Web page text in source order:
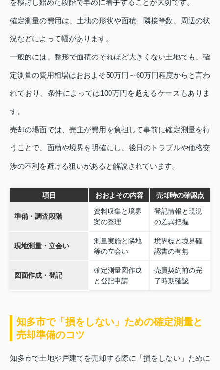
を検討し始めた段階で早めに着手することが大切です。
確定測量の費用は、土地の形状や面積、隣接筆数、周辺の状
況などによって幅があります。
一般的には、整形で面積のそれほど大きくない土地でも、確
定測量の費用相場はおおよそ50万円～60万円程度からと言わ
れており、条件によっては100万円を超えるケースもありま
す。
売却の場面では、売主が費用を負担して事前に確定測量を行
うことで、面積や境界を明確にし、後日のトラブルや価格交
渉の不利を避ける狙いがあると解説されています。
項目 おおよその内容 売却時の確認点
準備・調査段階
資料収集と境界
案の整理
登記情報と現況
の差異把握
現地測量・立会い
測量実施と隣地
等の立会い
境界標と境界確
認書の有無
図面作成・登記
確定測量図作成
と登記申請
売買契約前の完
了時期確認
知多市で「損をしない」ための確定測量と
売却準備のコツ
知多市で土地や戸建てを売却する際に「損をしない」ために